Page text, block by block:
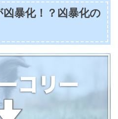
暴化！？凶暴化の